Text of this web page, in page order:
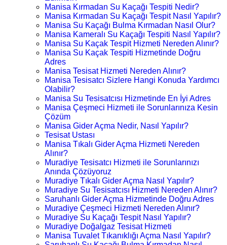
Manisa Kırmadan Su Kaçağı Tespiti Nedir?
Manisa Kırmadan Su Kaçağı Tespit Nasıl Yapılır?
Manisa Su Kaçağı Bulma Kırmadan Nasıl Olur?
Manisa Kameralı Su Kaçağı Tespiti Nasıl Yapılır?
Manisa Su Kaçak Tespit Hizmeti Nereden Alınır?
Manisa Su Kaçak Tespiti Hizmetinde Doğru
Adres
Manisa Tesisat Hizmeti Nereden Alınır?
Manisa Tesisatcı Sizlere Hangi Konuda Yardımcı
Olabilir?
Manisa Su Tesisatcısı Hizmetinde En İyi Adres
Manisa Çeşmeci Hizmeti ile Sorunlarınıza Kesin
Çözüm
Manisa Gider Açma Nedir, Nasıl Yapılır?
Tesisat Ustası
Manisa Tıkalı Gider Açma Hizmeti Nereden
Alınır?
Muradiye Tesisatcı Hizmeti ile Sorunlarınızı
Anında Çözüyoruz
Muradiye Tıkalı Gider Açma Nasıl Yapılır?
Muradiye Su Tesisatcısı Hizmeti Nereden Alınır?
Saruhanlı Gider Açma Hizmetinde Doğru Adres
Muradiye Çeşmeci Hizmeti Nereden Alınır?
Muradiye Su Kaçağı Tespit Nasıl Yapılır?
Muradiye Doğalgaz Tesisat Hizmeti
Manisa Tuvalet Tıkanıklığı Açma Nasıl Yapılır?